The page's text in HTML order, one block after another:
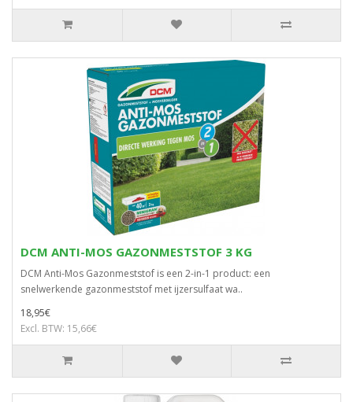
DCM ANTI-MOS GAZONMESTSTOF 3 KG
DCM Anti-Mos Gazonmeststof is een 2-in-1 product: een
snelwerkende gazonmeststof met ijzersulfaat wa..
18,95€
Excl. BTW: 15,66€